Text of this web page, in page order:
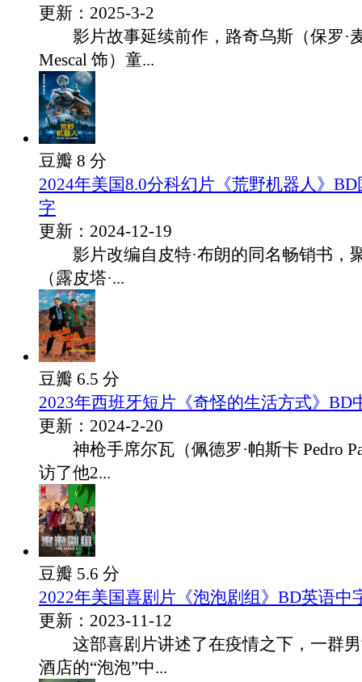
更新：2025-3-2
影片故事延续前作，路奇乌斯（保罗·
Mescal 饰）童...
豆瓣 8 分
2024年美国8.0分科幻片《荒野机器人》
字
更新：2024-12-19
影片改编自皮特·布朗的同名畅销书，
（露皮塔·...
豆瓣 6.5 分
2023年西班牙短片《奇怪的生活方式》BD
更新：2024-2-20
神枪手席尔瓦（佩德罗·帕斯卡 Pedro
访了他2...
豆瓣 5.6 分
2022年美国喜剧片《泡泡剧组》BD英语中
更新：2023-11-12
这部喜剧片讲述了在疫情之下，一群男
酒店的“泡泡”中...